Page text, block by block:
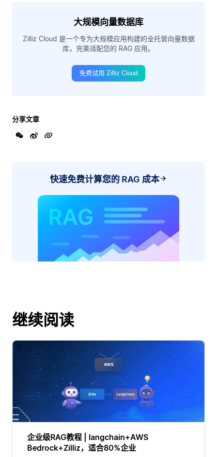
大规模向量数据库
Zilliz Cloud 是一个专为大规模应用构建的全托管向量数据
库，完美适配您的 RAG 应用。
免费试用 Zilliz Cloud
分享文章
快速免费计算您的 RAG 成本
继续阅读
企业级RAG教程 | langchain+AWS
Bedrock+Zilliz，适合80%企业